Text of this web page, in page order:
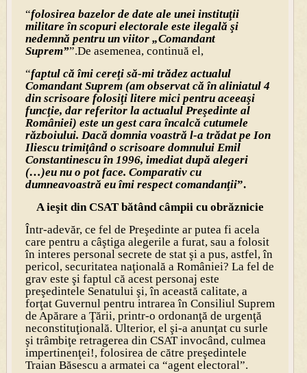
“folosirea bazelor de date ale unei instituţii
militare în scopuri electorale este ilegală şi
nedemnă pentru un viitor „Comandant
Suprem””.De asemenea, continuă el,
“faptul că îmi cereţi să-mi trădez actualul
Comandant Suprem (am observat că în aliniatul 4
din scrisoare folosiţi litere mici pentru aceeaşi
funcţie, dar referitor la actualul Preşedinte al
României) este un gest cara încalcă cutumele
războiului. Dacă domnia voastră l-a trădat pe Ion
Iliescu trimiţând o scrisoare domnului Emil
Constantinescu în 1996, imediat după alegeri
(…)eu nu o pot face. Comparativ cu
dumneavoastră eu îmi respect comandanţii”.
A ieşit din CSAT bătând câmpii cu obrăznicie
Într-adevăr, ce fel de Preşedinte ar putea fi acela
care pentru a câştiga alegerile a furat, sau a folosit
în interes personal secrete de stat şi a pus, astfel, în
pericol, securitatea naţională a României? La fel de
grav este şi faptul că acest personaj este
preşedintele Senatului şi, în această calitate, a
forţat Guvernul pentru intrarea în Consiliul Suprem
de Apărare a Ţării, printr-o ordonanţă de urgenţă
neconstituţională. Ulterior, el şi-a anunţat cu surle
şi trâmbiţe retragerea din CSAT invocând, culmea
impertinenţei!, folosirea de către preşedintele
Traian Băsescu a armatei ca “agent electoral”.